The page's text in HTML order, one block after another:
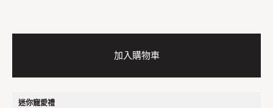
加入購物車
迷你寵愛禮